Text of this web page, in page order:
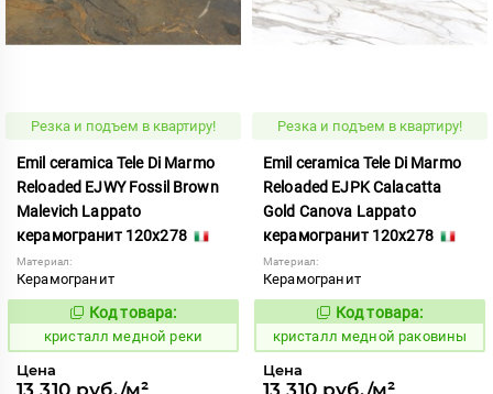
Резка и подъем в квартиру!
Emil ceramica Tele Di Marmo
Reloaded EJWY Fossil Brown
Malevich Lappato
керамогранит 120x278
Материал:
Керамогранит
819329
Код товара:
кристалл медной реки
Цена
13 310 руб./м²
Резка и подъем в квартиру!
Emil ceramica Tele Di Marmo
Reloaded EJPK Calacatta
Gold Canova Lappato
керамогранит 120x278
Материал:
Керамогранит
819328
Код товара:
кристалл медной раковины
Цена
13 310 руб./м²